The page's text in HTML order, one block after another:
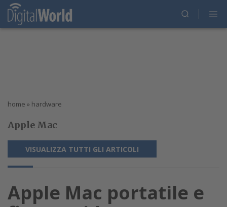
home » hardware
Apple Mac
VISUALIZZA TUTTI GLI ARTICOLI
Apple Mac portatile e